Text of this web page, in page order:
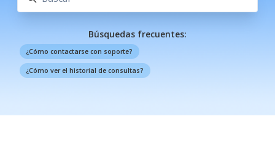
Búsquedas frecuentes:
¿Cómo contactarse con soporte?
¿Cómo ver el historial de consultas?